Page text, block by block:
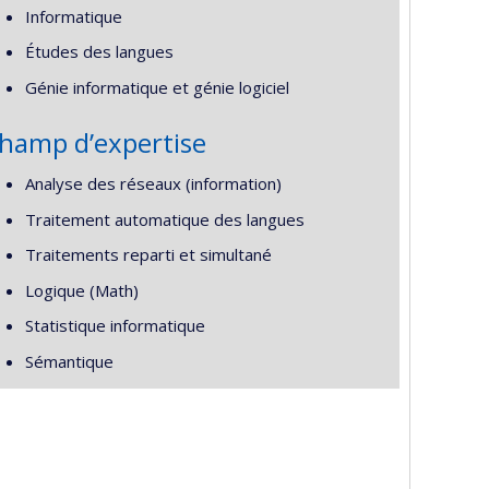
Informatique
Études des langues
Génie informatique et génie logiciel
d’expertise
Analyse des réseaux (information)
Traitement automatique des langues
Traitements reparti et simultané
Logique (Math)
Statistique informatique
Sémantique